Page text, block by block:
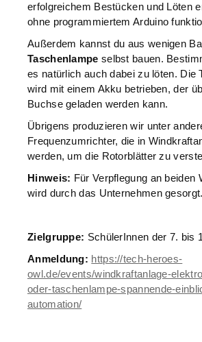
erfolgreichem Bestücken und Löten
ohne programmiertem Arduino
Außerdem kannst du aus wenigen
Taschenlampe selbst bauen.
es natürlich auch dabei zu löten. Die
wird mit einem Akku betrieben, der
Buchse geladen werden kann.
Übrigens produzieren wir unter
Frequenzumrichter, die in
werden, um die Rotorblätter zu
Hinweis: Für Verpflegung an beiden
wird durch das Unternehmen gesorgt.
Zielgruppe: SchülerInnen der 7. bis
Anmeldung: https://tech-heroes-
owl.de/events/windkraftanlage-
oder-taschenlampe-spannende-
automation/